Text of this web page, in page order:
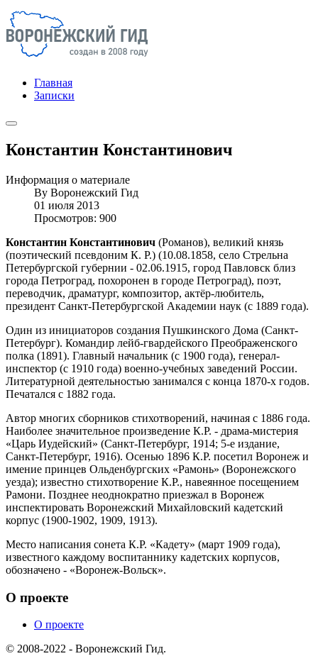
Главная
Записки
Константин Константинович
Информация о материале
By Воронежский Гид
01 июля 2013
Просмотров: 900
Константин Константинович (Романов), великий князь
(поэтический псевдоним К. Р.) (10.08.1858, село Стрельна
Петербургской губернии - 02.06.1915, город Павловск близ
города Петроград, похоронен в городе Петроград), поэт,
переводчик, драматург, композитор, актёр-любитель,
президент Санкт-Петербургской Академии наук (с 1889 года).
Один из инициаторов создания Пушкинского Дома (Санкт-
Петербург). Командир лейб-гвардейского Преображенского
полка (1891). Главный начальник (с 1900 года), генерал-
инспектор (с 1910 года) военно-учебных заведений России.
Литературной деятельностью занимался с конца 1870-х годов.
Печатался с 1882 года.
Автор многих сборников стихотворений, начиная с 1886 года.
Наиболее значительное произведение К.Р. - драма-мистерия
«Царь Иудейский» (Санкт-Петербург, 1914; 5-е издание,
Санкт-Петербург, 1916). Осенью 1896 К.Р. посетил Воронеж и
имение принцев Ольденбургских «Рамонь» (Воронежского
уезда); известно стихотворение К.Р., навеянное посещением
Рамони. Позднее неоднократно приезжал в Воронеж
инспектировать Воронежский Михайловский кадетский
корпус (1900-1902, 1909, 1913).
Место написания сонета К.Р. «Кадету» (март 1909 года),
известного каждому воспитаннику кадетских корпусов,
обозначено - «Воронеж-Вольск».
О проекте
О проекте
© 2008-2022 - Воронежский Гид.